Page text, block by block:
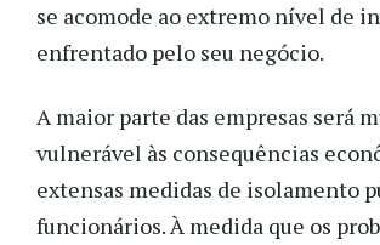
se acomode ao extremo nível de
enfrentado pelo seu negócio.
A maior parte das empresas será
vulnerável às consequências
extensas medidas de isolamento
funcionários. À medida que os